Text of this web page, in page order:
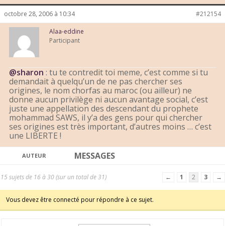
octobre 28, 2006 à 10:34 #212154
Alaa-eddine
Participant
@sharon : tu te contredit toi meme, c’est comme si tu
demandait à quelqu’un de ne pas chercher ses
origines, le nom chorfas au maroc (ou ailleur) ne
donne aucun privilège ni aucun avantage social, c’est
juste une appellation des descendant du prophete
mohammad SAWS, il y’a des gens pour qui chercher
ses origines est très important, d’autres moins … c’est
une LIBERTE !
AUTEUR MESSAGES
15 sujets de 16 à 30 (sur un total de 31) ← 1 2 3 →
Vous devez être connecté pour répondre à ce sujet.